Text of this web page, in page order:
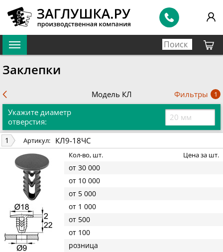
Заклепки
Модель КЛ Фильтры 1
Укажите диаметр
отверстия:
1 Артикул: КЛ9-18ЧС
Кол-во, шт. Цена за шт.
от 30 000
от 10 000
от 5 000
от 1 000
от 500
от 100
розница